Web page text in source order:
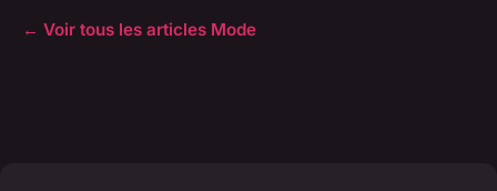
← Voir tous les articles Mode